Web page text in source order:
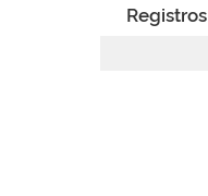
Registros